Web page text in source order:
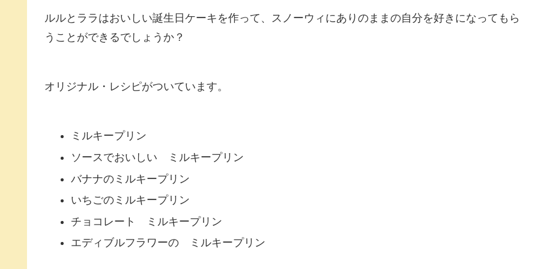
ルルとララはおいしい誕生日ケーキを作って、スノーウィにありのままの自分を好きになってもら
うことができるでしょうか？
オリジナル・レシピがついています。
ミルキープリン
ソースでおいしい ミルキープリン
バナナのミルキープリン
いちごのミルキープリン
チョコレート ミルキープリン
エディブルフラワーの ミルキープリン